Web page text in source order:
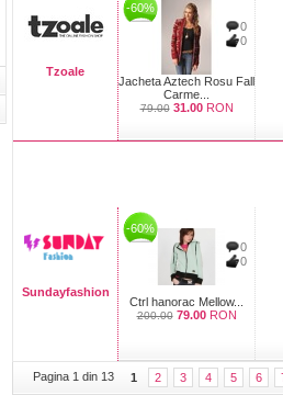
Tzoale
-60%
0
0
Jacheta Aztech Rosu Fall
Carme...
79.00 31.00 RON
Sundayfashion
-60%
0
0
Ctrl hanorac Mellow...
200.00 79.00 RON
Pagina 1 din 13 1 2 3 4 5 6